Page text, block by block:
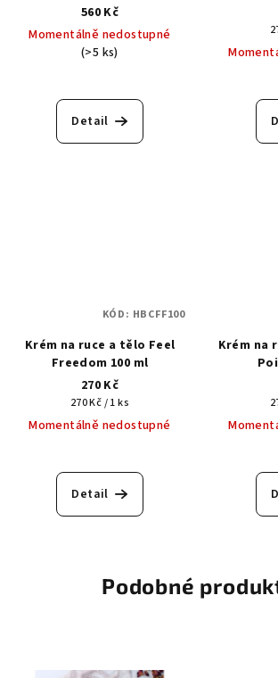
560 Kč
Momentálně nedostupné
(>5 ks)
Detail
Krém na ruce a tělo Feel
Freedom 100 ml
270 Kč
Měrná
cena:
270 Kč / 1 ks
Momentálně nedostupné
Detail
KÓD: HBCFF100
Krém na
Podobné